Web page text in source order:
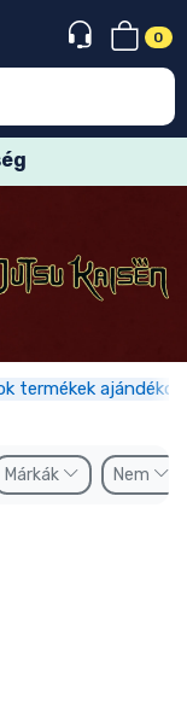
0
termékek ajándékok
Márkák Nem